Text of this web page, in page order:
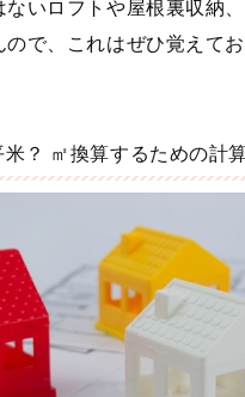
ないロフトや屋根裏収納
ので、これはぜひ覚えて
？ ㎡換算するための計